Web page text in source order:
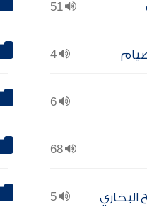
51
4
6
68
5